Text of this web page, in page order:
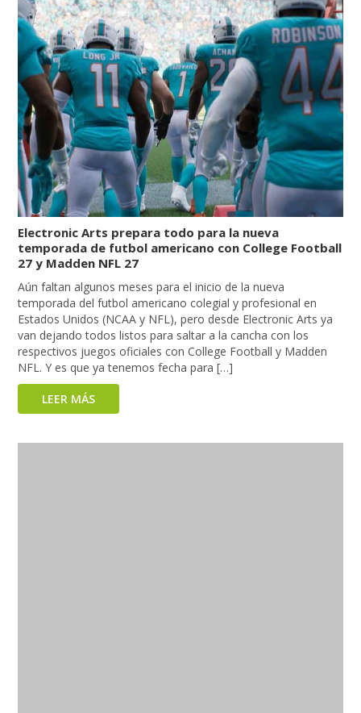
Electronic Arts prepara todo para la nueva
temporada de futbol americano con College Football
27 y Madden NFL 27
Aún faltan algunos meses para el inicio de la nueva
temporada del futbol americano colegial y profesional en
Estados Unidos (NCAA y NFL), pero desde Electronic Arts ya
van dejando todos listos para saltar a la cancha con los
respectivos juegos oficiales con College Football y Madden
NFL. Y es que ya tenemos fecha para […]
LEER MÁS